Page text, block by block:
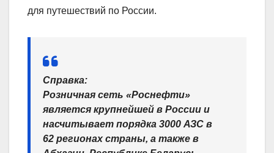
для путешествий по России.
Справка:
Розничная сеть «Роснефти»
является крупнейшей в России и
насчитывает порядка 3000 АЗС в
62 регионах страны, а также в